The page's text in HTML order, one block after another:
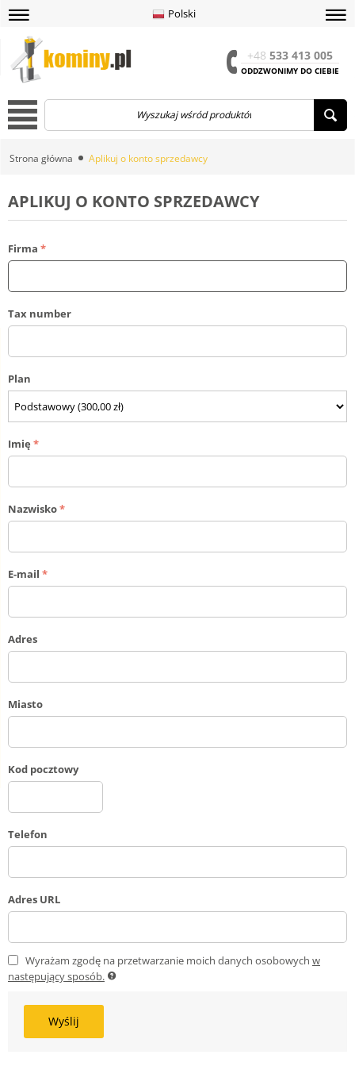
Polski
+48 533 413 005
ODDZWONIMY DO CIEBIE
menu
Strona główna Aplikuj o konto sprzedawcy
APLIKUJ O KONTO SPRZEDAWCY
Firma
Tax number
Plan
Imię
Nazwisko
E-mail
Adres
Miasto
Kod pocztowy
Telefon
Adres URL
Wyrażam zgodę na przetwarzanie moich danych osobowych w
następujący sposób.
Wyślij
menu